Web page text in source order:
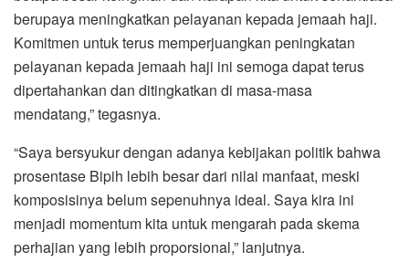
berupaya meningkatkan pelayanan kepada jemaah haji.
Komitmen untuk terus memperjuangkan peningkatan
pelayanan kepada jemaah haji ini semoga dapat terus
dipertahankan dan ditingkatkan di masa-masa
mendatang,” tegasnya.
“Saya bersyukur dengan adanya kebijakan politik bahwa
prosentase Bipih lebih besar dari nilai manfaat, meski
komposisinya belum sepenuhnya ideal. Saya kira ini
menjadi momentum kita untuk mengarah pada skema
perhajian yang lebih proporsional,” lanjutnya.